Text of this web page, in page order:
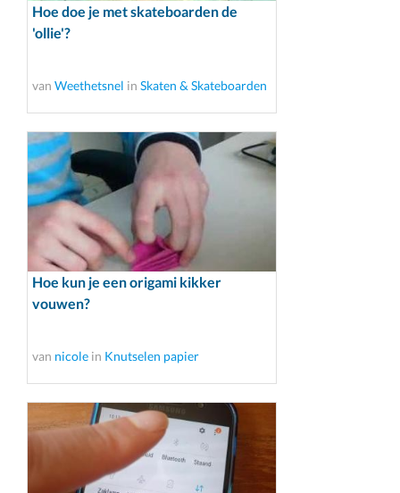
Hoe doe je met skateboarden de
'ollie'?
van Weethetsnel in Skaten & Skateboarden
Hoe kun je een origami kikker
vouwen?
van nicole in Knutselen papier